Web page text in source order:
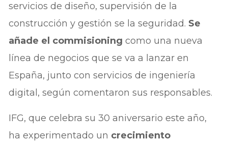
servicios de diseño, supervisión de la
construcción y gestión se la seguridad. Se
añade el commisioning como una nueva
línea de negocios que se va a lanzar en
España, junto con servicios de ingeniería
digital, según comentaron sus responsables.
IFG, que celebra su 30 aniversario este año,
ha experimentado un crecimiento